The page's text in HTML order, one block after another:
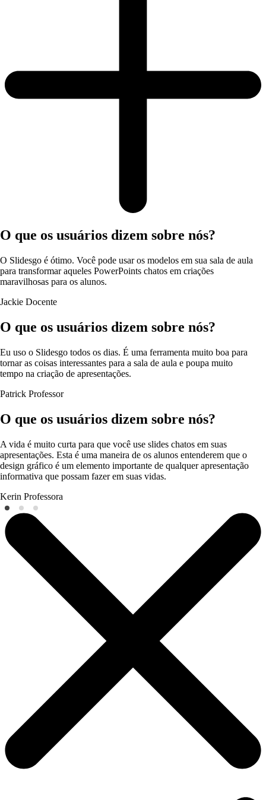
O que os usuários dizem sobre nós?
O Slidesgo é ótimo. Você pode usar os modelos em sua sala de aula
para transformar aqueles PowerPoints chatos em criações
maravilhosas para os alunos.
Jackie Docente
O que os usuários dizem sobre nós?
Eu uso o Slidesgo todos os dias. É uma ferramenta muito boa para
tornar as coisas interessantes para a sala de aula e poupa muito
tempo na criação de apresentações.
Patrick Professor
O que os usuários dizem sobre nós?
A vida é muito curta para que você use slides chatos em suas
apresentações. Esta é uma maneira de os alunos entenderem que o
design gráfico é um elemento importante de qualquer apresentação
informativa que possam fazer em suas vidas.
Kerin Professora